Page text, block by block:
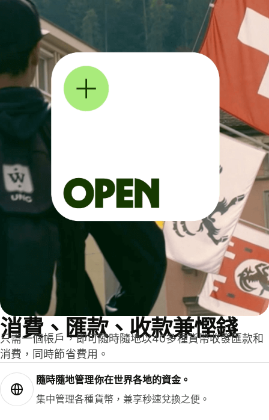
消費、匯款、收款兼慳錢
只需一個帳戶，即可隨時隨地以40多種貨幣收發匯款和
消費，同時節省費用。
隨時隨地管理你在世界各地的資金。
集中管理各種貨幣，兼享秒速兌換之便。